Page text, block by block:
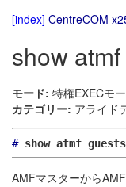
[index] CentreCOM
show
モード: 特権EXECモ
カテゴリー: アライド
# show atmf guests
AMFマスターから